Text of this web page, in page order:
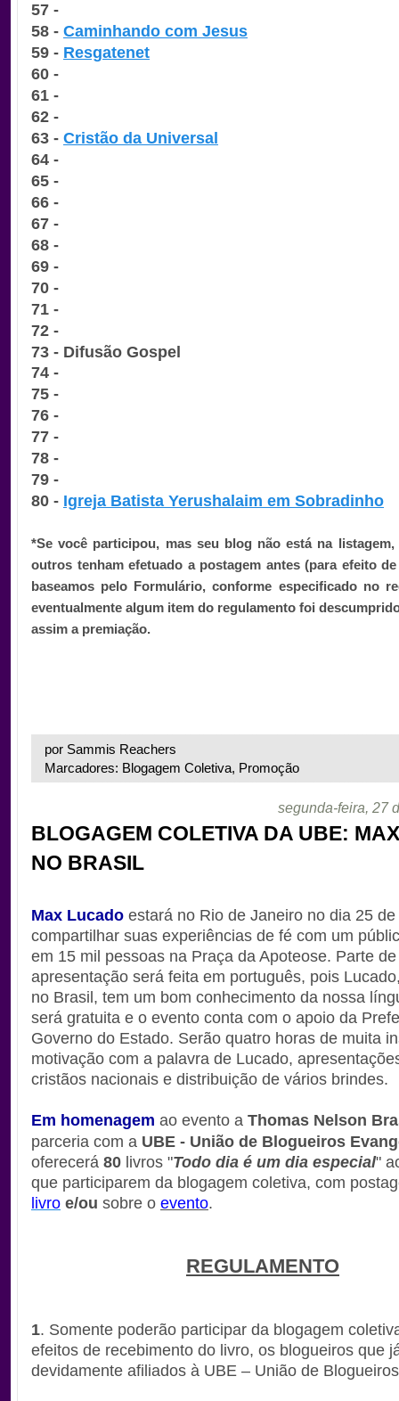
57 -
58 - Caminhando com Jesus
59 - Resgatenet
60 -
61 -
62 -
63 - Cristão da Universal
64 -
65 -
66 -
67 -
68 -
69 -
70 -
71 -
72 -
73 - Difusão Gospel
74 -
75 -
76 -
77 -
78 -
79 -
80 - Igreja Batista Yerushalaim em Sobradinho
*Se você participou, mas seu blog não está na
outros tenham efetuado a postagem antes (para efeito
baseamos pelo Formulário, conforme especificado no
eventualmente algum item do regulamento foi
assim a premiação.
por Sammis Reachers
Marcadores: Blogagem Coletiva, Promoção
segunda-feira, 27
BLOGAGEM COLETIVA DA UBE:
NO BRASIL
Max Lucado estará no Rio de Janeiro no dia 25
compartilhar suas experiências de fé com um
em 15 mil pessoas na Praça da Apoteose. Parte
apresentação será feita em português, pois
no Brasil, tem um bom conhecimento da nossa
será gratuita e o evento conta com o apoio da
Governo do Estado. Serão quatro horas de muita
motivação com a palavra de Lucado,
cristãos nacionais e distribuição de vários brindes.
Em homenagem ao evento a Thomas Nelson
parceria com a UBE - União de Blogueiros
oferecerá 80 livros "Todo dia é um dia especial"
que participarem da blogagem coletiva, com
livro e/ou sobre o evento.
REGULAMENTO
1. Somente poderão participar da blogagem
efeitos de recebimento do livro, os blogueiros que
devidamente afiliados à UBE – União de